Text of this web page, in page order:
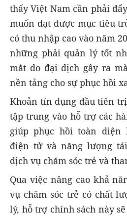
thấy Việt Nam cần phải
muốn đạt được mục tiêu
có thu nhập cao vào năm
những phải quản lý tốt
mắt do đại dịch gây ra
nền tảng cho sự phục hồi
Khoản tín dụng đầu tiên
tập trung vào hỗ trợ các
giúp phục hồi toàn diện
điện tử và năng lượng
dịch vụ chăm sóc trẻ và
Qua việc nâng cao khả
vụ chăm sóc trẻ có chất
lý, hỗ trợ chính sách này